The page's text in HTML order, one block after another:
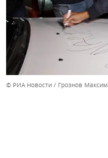
© РИА Новости / Грознов Максим